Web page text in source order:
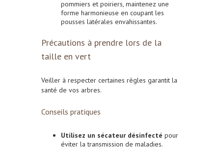
pommiers et poiriers, maintenez une
forme harmonieuse en coupant les
pousses latérales envahissantes.
Précautions à prendre lors de la
taille en vert
Veiller à respecter certaines règles garantit la
santé de vos arbres.
Conseils pratiques
Utilisez un sécateur désinfecté pour
éviter la transmission de maladies.